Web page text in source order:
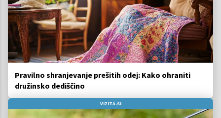
Pravilno shranjevanje prešitih odej: Kako ohraniti
družinsko dediščino
VIZITA.SI